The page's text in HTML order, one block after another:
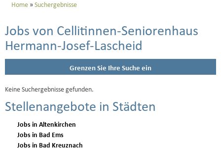
Home Suchergebnisse
Jobs von Cellitinnen-Seniorenhaus
Hermann-Josef-Lascheid
Grenzen Sie Ihre Suche ein
Keine Suchergebnisse gefunden.
Stellenangebote in Städten
Jobs in Altenkirchen
Jobs in Bad Ems
Jobs in Bad Kreuznach